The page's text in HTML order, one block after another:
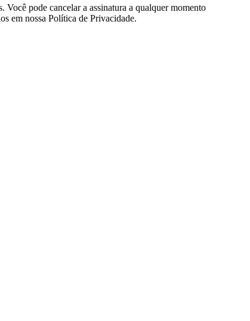
Você pode cancelar a assinatura a qualquer momento
em nossa Política de Privacidade.